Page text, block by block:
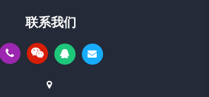
联系我们